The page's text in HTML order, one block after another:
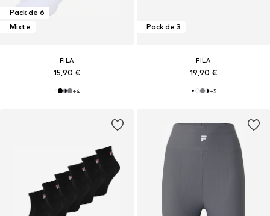
Pack de 6
Mixte
FILA
15,90 €
+4
Pack de 3
FILA
19,90 €
+5